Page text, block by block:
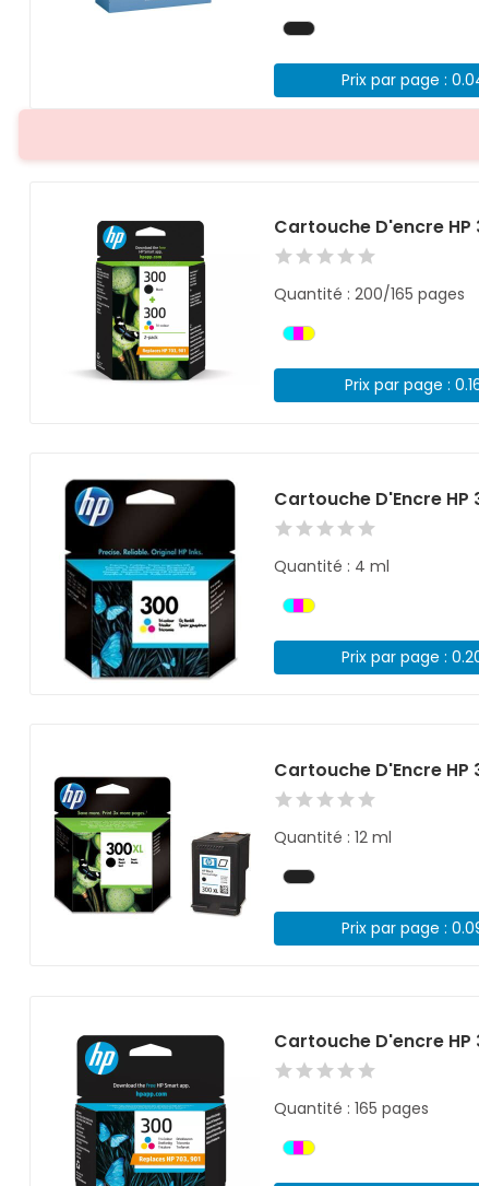
Prix par page :
Cartouche D'encre HP
Quantité : 200/165 pages
Prix par page :
Cartouche D'Encre HP
Quantité : 4 ml
Prix par page :
Cartouche D'Encre HP
Quantité : 12 ml
Prix par page :
Cartouche D'encre HP
Quantité : 165 pages